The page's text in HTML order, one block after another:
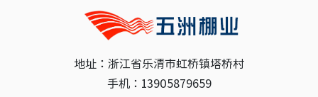
地址：浙江省乐清市虹桥镇塔桥村
手机：13905879659